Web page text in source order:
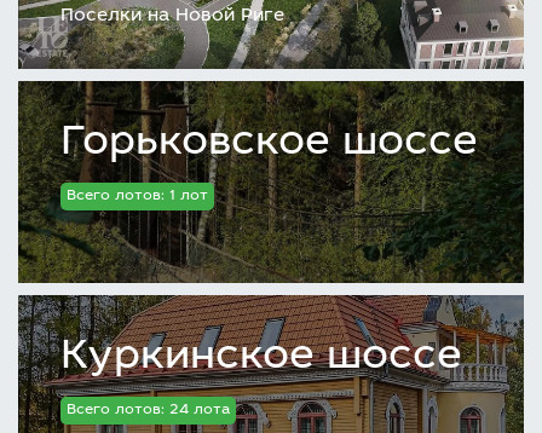
Поселки на Новой Риге
Горьковское шоссе
Всего лотов: 1 лот
Куркинское шоссе
Всего лотов: 24 лота